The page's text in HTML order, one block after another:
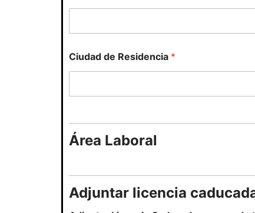
Ciudad de Residencia *
Área Laboral
Adjuntar licencia